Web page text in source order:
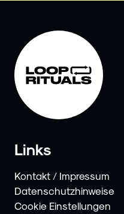
Links
Kontakt / Impressum
Datenschutzhinweise
Cookie Einstellungen